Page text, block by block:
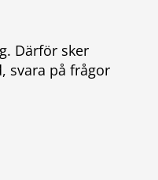
Därför sker
svara på frågor